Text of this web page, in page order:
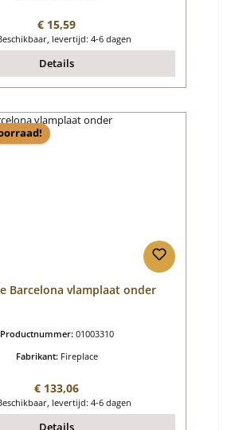
Normale prijs:
€ 15,59
levertijd: 4-6 dagen
Details
Barcelona vlamplaat onder
Productnummer: 01003310
Fabrikant: Fireplace
Normale prijs:
€ 133,06
levertijd: 4-6 dagen